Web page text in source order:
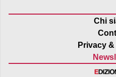
Chi
Privacy